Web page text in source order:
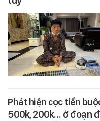
Phát hiện cọc tiền
500k, 200k… ở đoạn